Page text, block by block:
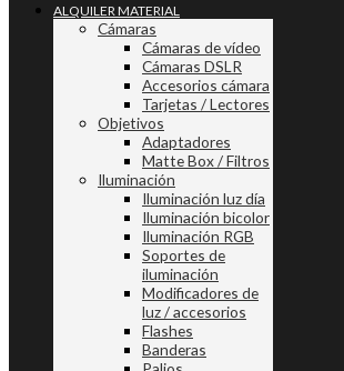
ALQUILER MATERIAL
Cámaras
Cámaras de vídeo
Cámaras DSLR
Accesorios cámara
Tarjetas / Lectores
Objetivos
Adaptadores
Matte Box / Filtros
Iluminación
Iluminación luz día
Iluminación bicolor
Iluminación RGB
Soportes de
iluminación
Modificadores de
luz / accesorios
Flashes
Banderas